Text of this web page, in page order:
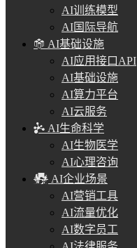
AI训练模型
AI国际导航
AI基础设施
AI应用接口API
AI基础设施
AI算力平台
AI云服务
AI生命科学
AI生物医学
AI心理咨询
AI企业场景
AI营销工具
AI流量优化
AI数字员工